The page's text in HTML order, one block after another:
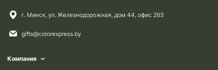
г. Минск, ул. Железнодорожная, дом 44, офис 263
gifts@colorexpress.by
Компания